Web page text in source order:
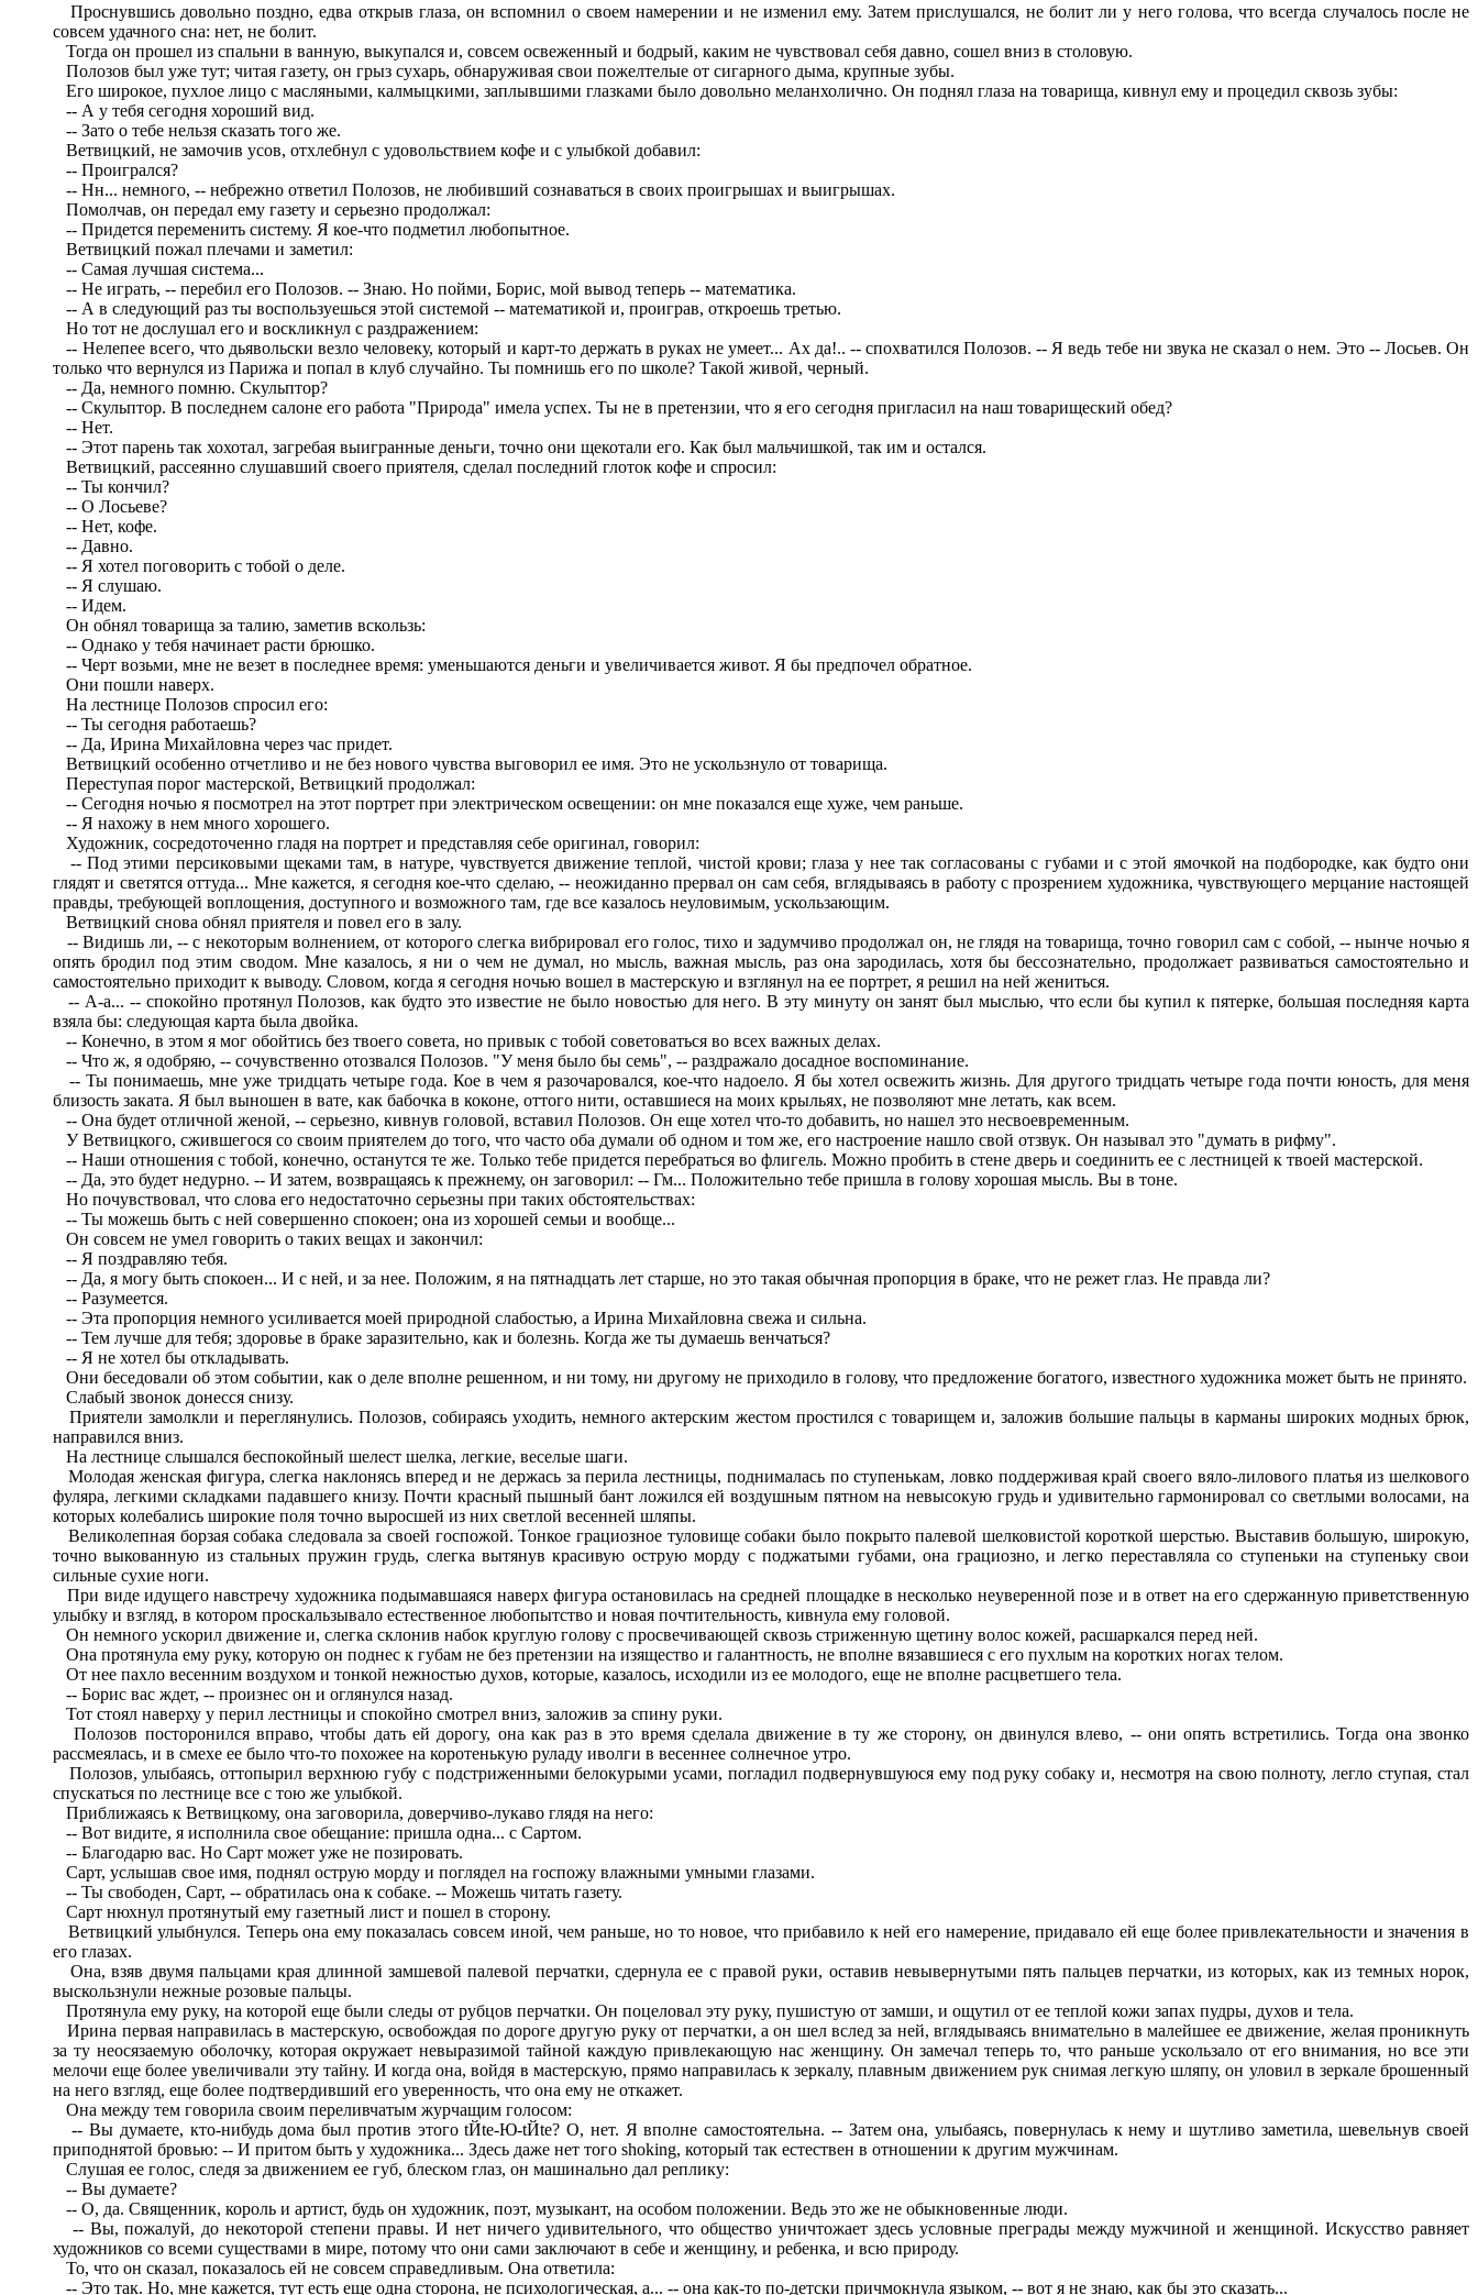
Проснувшись довольно поздно, едва открыв глаза, он вспомнил о своем намерении и не изменил ему. Затем прислушался, не болит ли у него голова, что всегда случалось после не
совсем удачного сна: нет, не болит.
Тогда он прошел из спальни в ванную, выкупался и, совсем освеженный и бодрый, каким не чувствовал себя давно, сошел вниз в столовую.
Полозов был уже тут; читая газету, он грыз сухарь, обнаруживая свои пожелтелые от сигарного дыма, крупные зубы.
Его широкое, пухлое лицо с масляными, калмыцкими, заплывшими глазками было довольно меланхолично. Он поднял глаза на товарища, кивнул ему и процедил сквозь зубы:
-- А у тебя сегодня хороший вид.
-- Зато о тебе нельзя сказать того же.
Ветвицкий, не замочив усов, отхлебнул с удовольствием кофе и с улыбкой добавил:
-- Проигрался?
-- Нн... немного, -- небрежно ответил Полозов, не любивший сознаваться в своих проигрышах и выигрышах.
Помолчав, он передал ему газету и серьезно продолжал:
-- Придется переменить систему. Я кое-что подметил любопытное.
Ветвицкий пожал плечами и заметил:
-- Самая лучшая система...
-- Не играть, -- перебил его Полозов. -- Знаю. Но пойми, Борис, мой вывод теперь -- математика.
-- А в следующий раз ты воспользуешься этой системой -- математикой и, проиграв, откроешь третью.
Но тот не дослушал его и воскликнул с раздражением:
-- Нелепее всего, что дьявольски везло человеку, который и карт-то держать в руках не умеет... Ах да!.. -- спохватился Полозов. -- Я ведь тебе ни звука не сказал о нем. Это -- Лосьев. Он
только что вернулся из Парижа и попал в клуб случайно. Ты помнишь его по школе? Такой живой, черный.
-- Да, немного помню. Скульптор?
-- Скульптор. В последнем салоне его работа "Природа" имела успех. Ты не в претензии, что я его сегодня пригласил на наш товарищеский обед?
-- Нет.
-- Этот парень так хохотал, загребая выигранные деньги, точно они щекотали его. Как был мальчишкой, так им и остался.
Ветвицкий, рассеянно слушавший своего приятеля, сделал последний глоток кофе и спросил:
-- Ты кончил?
-- О Лосьеве?
-- Нет, кофе.
-- Давно.
-- Я хотел поговорить с тобой о деле.
-- Я слушаю.
-- Идем.
Он обнял товарища за талию, заметив вскользь:
-- Однако у тебя начинает расти брюшко.
-- Черт возьми, мне не везет в последнее время: уменьшаются деньги и увеличивается живот. Я бы предпочел обратное.
Они пошли наверх.
На лестнице Полозов спросил его:
-- Ты сегодня работаешь?
-- Да, Ирина Михайловна через час придет.
Ветвицкий особенно отчетливо и не без нового чувства выговорил ее имя. Это не ускользнуло от товарища.
Переступая порог мастерской, Ветвицкий продолжал:
-- Сегодня ночью я посмотрел на этот портрет при электрическом освещении: он мне показался еще хуже, чем раньше.
-- Я нахожу в нем много хорошего.
Художник, сосредоточенно гладя на портрет и представляя себе оригинал, говорил:
-- Под этими персиковыми щеками там, в натуре, чувствуется движение теплой, чистой крови; глаза у нее так согласованы с губами и с этой ямочкой на подбородке, как будто они
глядят и светятся оттуда... Мне кажется, я сегодня кое-что сделаю, -- неожиданно прервал он сам себя, вглядываясь в работу с прозрением художника, чувствующего мерцание настоящей
правды, требующей воплощения, доступного и возможного там, где все казалось неуловимым, ускользающим.
Ветвицкий снова обнял приятеля и повел его в залу.
-- Видишь ли, -- с некоторым волнением, от которого слегка вибрировал его голос, тихо и задумчиво продолжал он, не глядя на товарища, точно говорил сам с собой, -- нынче ночью я
опять бродил под этим сводом. Мне казалось, я ни о чем не думал, но мысль, важная мысль, раз она зародилась, хотя бы бессознательно, продолжает развиваться самостоятельно и
самостоятельно приходит к выводу. Словом, когда я сегодня ночью вошел в мастерскую и взглянул на ее портрет, я решил на ней жениться.
-- А-а... -- спокойно протянул Полозов, как будто это известие не было новостью для него. В эту минуту он занят был мыслью, что если бы купил к пятерке, большая последняя карта
взяла бы: следующая карта была двойка.
-- Конечно, в этом я мог обойтись без твоего совета, но привык с тобой советоваться во всех важных делах.
-- Что ж, я одобряю, -- сочувственно отозвался Полозов. "У меня было бы семь", -- раздражало досадное воспоминание.
-- Ты понимаешь, мне уже тридцать четыре года. Кое в чем я разочаровался, кое-что надоело. Я бы хотел освежить жизнь. Для другого тридцать четыре года почти юность, для меня
близость заката. Я был выношен в вате, как бабочка в коконе, оттого нити, оставшиеся на моих крыльях, не позволяют мне летать, как всем.
-- Она будет отличной женой, -- серьезно, кивнув головой, вставил Полозов. Он еще хотел что-то добавить, но нашел это несвоевременным.
У Ветвицкого, сжившегося со своим приятелем до того, что часто оба думали об одном и том же, его настроение нашло свой отзвук. Он называл это "думать в рифму".
-- Наши отношения с тобой, конечно, останутся те же. Только тебе придется перебраться во флигель. Можно пробить в стене дверь и соединить ее с лестницей к твоей мастерской.
-- Да, это будет недурно. -- И затем, возвращаясь к прежнему, он заговорил: -- Гм... Положительно тебе пришла в голову хорошая мысль. Вы в тоне.
Но почувствовал, что слова его недостаточно серьезны при таких обстоятельствах:
-- Ты можешь быть с ней совершенно спокоен; она из хорошей семьи и вообще...
Он совсем не умел говорить о таких вещах и закончил:
-- Я поздравляю тебя.
-- Да, я могу быть спокоен... И с ней, и за нее. Положим, я на пятнадцать лет старше, но это такая обычная пропорция в браке, что не режет глаз. Не правда ли?
-- Разумеется.
-- Эта пропорция немного усиливается моей природной слабостью, а Ирина Михайловна свежа и сильна.
-- Тем лучше для тебя; здоровье в браке заразительно, как и болезнь. Когда же ты думаешь венчаться?
-- Я не хотел бы откладывать.
Они беседовали об этом событии, как о деле вполне решенном, и ни тому, ни другому не приходило в голову, что предложение богатого, известного художника может быть не принято.
Слабый звонок донесся снизу.
Приятели замолкли и переглянулись. Полозов, собираясь уходить, немного актерским жестом простился с товарищем и, заложив большие пальцы в карманы широких модных брюк,
направился вниз.
На лестнице слышался беспокойный шелест шелка, легкие, веселые шаги.
Молодая женская фигура, слегка наклонясь вперед и не держась за перила лестницы, поднималась по ступенькам, ловко поддерживая край своего вяло-лилового платья из шелкового
фуляра, легкими складками падавшего книзу. Почти красный пышный бант ложился ей воздушным пятном на невысокую грудь и удивительно гармонировал со светлыми волосами, на
которых колебались широкие поля точно выросшей из них светлой весенней шляпы.
Великолепная борзая собака следовала за своей госпожой. Тонкое грациозное туловище собаки было покрыто палевой шелковистой короткой шерстью. Выставив большую, широкую,
точно выкованную из стальных пружин грудь, слегка вытянув красивую острую морду с поджатыми губами, она грациозно, и легко переставляла со ступеньки на ступеньку свои
сильные сухие ноги.
При виде идущего навстречу художника подымавшаяся наверх фигура остановилась на средней площадке в несколько неуверенной позе и в ответ на его сдержанную приветственную
улыбку и взгляд, в котором проскальзывало естественное любопытство и новая почтительность, кивнула ему головой.
Он немного ускорил движение и, слегка склонив набок круглую голову с просвечивающей сквозь стриженную щетину волос кожей, расшаркался перед ней.
Она протянула ему руку, которую он поднес к губам не без претензии на изящество и галантность, не вполне вязавшиеся с его пухлым на коротких ногах телом.
От нее пахло весенним воздухом и тонкой нежностью духов, которые, казалось, исходили из ее молодого, еще не вполне расцветшего тела.
-- Борис вас ждет, -- произнес он и оглянулся назад.
Тот стоял наверху у перил лестницы и спокойно смотрел вниз, заложив за спину руки.
Полозов посторонился вправо, чтобы дать ей дорогу, она как раз в это время сделала движение в ту же сторону, он двинулся влево, -- они опять встретились. Тогда она звонко
рассмеялась, и в смехе ее было что-то похожее на коротенькую руладу иволги в весеннее солнечное утро.
Полозов, улыбаясь, оттопырил верхнюю губу с подстриженными белокурыми усами, погладил подвернувшуюся ему под руку собаку и, несмотря на свою полноту, легло ступая, стал
спускаться по лестнице все с тою же улыбкой.
Приближаясь к Ветвицкому, она заговорила, доверчиво-лукаво глядя на него:
-- Вот видите, я исполнила свое обещание: пришла одна... с Сартом.
-- Благодарю вас. Но Сарт может уже не позировать.
Сарт, услышав свое имя, поднял острую морду и поглядел на госпожу влажными умными глазами.
-- Ты свободен, Сарт, -- обратилась она к собаке. -- Можешь читать газету.
Сарт нюхнул протянутый ему газетный лист и пошел в сторону.
Ветвицкий улыбнулся. Теперь она ему показалась совсем иной, чем раньше, но то новое, что прибавило к ней его намерение, придавало ей еще более привлекательности и значения в
его глазах.
Она, взяв двумя пальцами края длинной замшевой палевой перчатки, сдернула ее с правой руки, оставив невывернутыми пять пальцев перчатки, из которых, как из темных норок,
выскользнули нежные розовые пальцы.
Протянула ему руку, на которой еще были следы от рубцов перчатки. Он поцеловал эту руку, пушистую от замши, и ощутил от ее теплой кожи запах пудры, духов и тела.
Ирина первая направилась в мастерскую, освобождая по дороге другую руку от перчатки, а он шел вслед за ней, вглядываясь внимательно в малейшее ее движение, желая проникнуть
за ту неосязаемую оболочку, которая окружает невыразимой тайной каждую привлекающую нас женщину. Он замечал теперь то, что раньше ускользало от его внимания, но все эти
мелочи еще более увеличивали эту тайну. И когда она, войдя в мастерскую, прямо направилась к зеркалу, плавным движением рук снимая легкую шляпу, он уловил в зеркале брошенный
на него взгляд, еще более подтвердивший его уверенность, что она ему не откажет.
Она между тем говорила своим переливчатым журчащим голосом:
-- Вы думаете, кто-нибудь дома был против этого tЙte-Ю-tЙte? О, нет. Я вполне самостоятельна. -- Затем она, улыбаясь, повернулась к нему и шутливо заметила, шевельнув своей
приподнятой бровью: -- И притом быть у художника... Здесь даже нет того shoking, который так естествен в отношении к другим мужчинам.
Слушая ее голос, следя за движением ее губ, блеском глаз, он машинально дал реплику:
-- Вы думаете?
-- О, да. Священник, король и артист, будь он художник, поэт, музыкант, на особом положении. Ведь это же не обыкновенные люди.
-- Вы, пожалуй, до некоторой степени правы. И нет ничего удивительного, что общество уничтожает здесь условные преграды между мужчиной и женщиной. Искусство равняет
художников со всеми существами в мире, потому что они сами заключают в себе и женщину, и ребенка, и всю природу.
То, что он сказал, показалось ей не совсем справедливым. Она ответила:
-- Это так. Но, мне кажется, тут есть еще одна сторона, не психологическая, а... -- она как-то по-детски причмокнула языком, -- вот я не знаю, как бы это сказать...